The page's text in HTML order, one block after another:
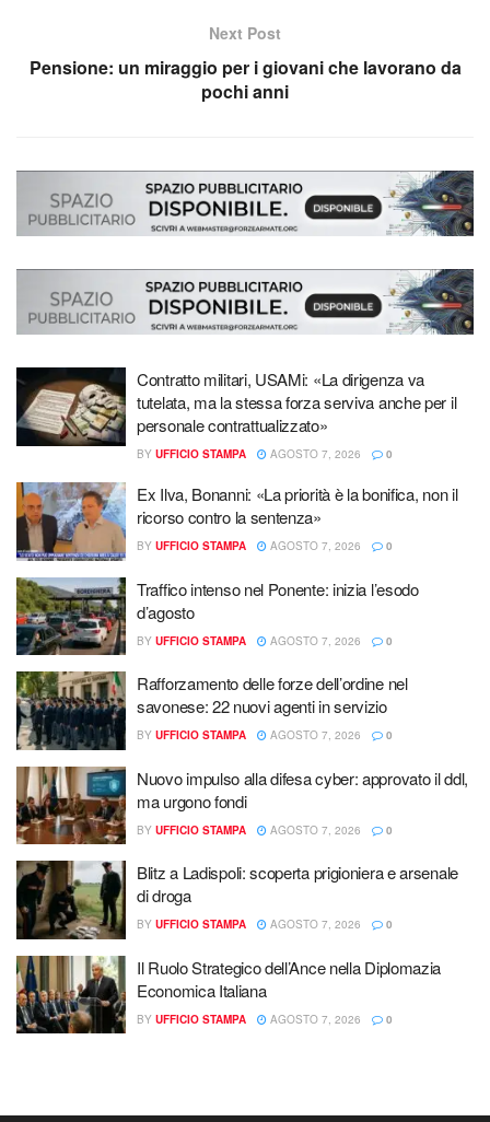
Next Post
Pensione: un miraggio per i giovani che lavorano da
pochi anni
Contratto militari, USAMi: «La dirigenza va
tutelata, ma la stessa forza serviva anche per il
personale contrattualizzato»
BY UFFICIO STAMPA AGOSTO 7, 2026 0
Ex Ilva, Bonanni: «La priorità è la bonifica, non il
ricorso contro la sentenza»
BY UFFICIO STAMPA AGOSTO 7, 2026 0
Traffico intenso nel Ponente: inizia l’esodo
d’agosto
BY UFFICIO STAMPA AGOSTO 7, 2026 0
Rafforzamento delle forze dell’ordine nel
savonese: 22 nuovi agenti in servizio
BY UFFICIO STAMPA AGOSTO 7, 2026 0
Nuovo impulso alla difesa cyber: approvato il ddl,
ma urgono fondi
BY UFFICIO STAMPA AGOSTO 7, 2026 0
Blitz a Ladispoli: scoperta prigioniera e arsenale
di droga
BY UFFICIO STAMPA AGOSTO 7, 2026 0
Il Ruolo Strategico dell’Ance nella Diplomazia
Economica Italiana
BY UFFICIO STAMPA AGOSTO 7, 2026 0